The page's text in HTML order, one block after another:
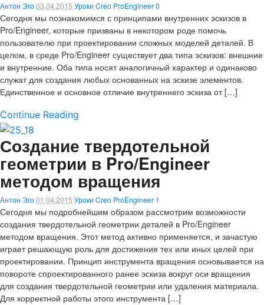
Антон Эго03.04.2015 Уроки Creo ProEngineer0
Сегодня мы познакомимся с принципами внутренних эскизов в
Pro/Engineer, которые призваны в некотором роде помочь
пользователю при проектировании сложных моделей деталей. В
целом, в среде Pro/Engineer существует два типа эскизов: внешние
и внутренние. Оба типа носят аналогичный характер и одинаково
служат для создания любых основанных на эскизе элементов.
Единственное и основное отличие внутреннего эскиза от […]
Continue Reading
Создание твердотельной
геометрии в Pro/Engineer
методом вращения
Антон Эго01.04.2015 Уроки Creo ProEngineer 1
Сегодня мы подробнейшим образом рассмотрим возможности
создания твердотельной геометрии деталей в Pro/Engineer
методом вращения. Этот метод активно применяется, и зачастую
играет решающую роль для достижения тех или иных целей при
проектировании. Принцип инструмента вращения основывается на
повороте спроектированного ранее эскиза вокруг оси вращения
для создания твердотельной геометрии или удаления материала.
Для корректной работы этого инструмента […]